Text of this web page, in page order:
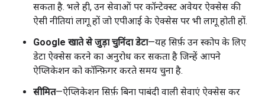
सकता है. भले ही, उन सेवाओं पर कॉन्टेक्स्ट अवेयर ऐक्सेस की
ऐसी नीतियां लागू हों जो एपीआई के ऐक्सेस पर भी लागू होती हों.
Google खाते से जुड़ा चुनिंदा डेटा—यह सिर्फ़ उन स्कोप के लिए
डेटा ऐक्सेस करने का अनुरोध कर सकता है जिन्हें आपने
ऐप्लिकेशन को कॉन्फ़िगर करते समय चुना है.
सीमित—ऐप्लिकेशन सिर्फ़ बिना पाबंदी वाली सेवाएं ऐक्सेस कर